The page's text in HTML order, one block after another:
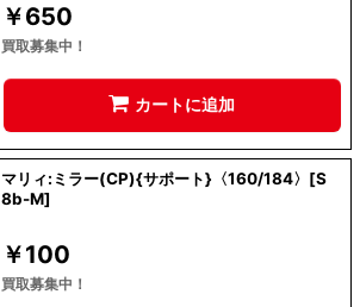
￥650
買取募集中！
カートに追加
マリィ:ミラー(CP){サポート}〈160/184〉[S
8b-M]
￥100
買取募集中！